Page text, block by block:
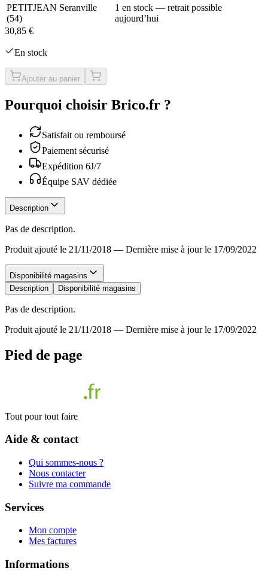
PETITJEAN Seranville
(54)
1 en stock — retrait possible
aujourd’hui
30,85 €
En stock
Ajouter au panier
Pourquoi choisir Brico.fr ?
Satisfait ou remboursé
Paiement sécurisé
Expédition 6J/7
Équipe SAV dédiée
Description
Pas de description.
Produit ajouté le 21/11/2018 — Dernière mise à jour le 17/09/2022
Disponibilité magasins
Description
Disponibilité magasins
Pas de description.
Produit ajouté le 21/11/2018 — Dernière mise à jour le 17/09/2022
Pied de page
Tout pour tout faire
Aide & contact
Qui sommes-nous ?
Nous contacter
Suivre ma commande
Services
Mon compte
Mes factures
Informations